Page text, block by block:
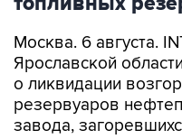
Москва. 6 августа.
Ярославской
о ликвидации
резервуаров
завода,